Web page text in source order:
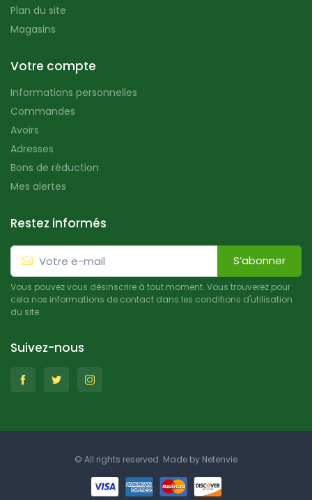
Plan du site
Magasins
Votre compte
Informations personnelles
Commandes
Avoirs
Adresses
Bons de réduction
Mes alertes
Restez informés
S’abonner
Vous pouvez vous désinscrire à tout moment. Vous trouverez pour
cela nos informations de contact dans les conditions d'utilisation
du site.
Suivez-nous
© All rights reserved. Made by Netenvie